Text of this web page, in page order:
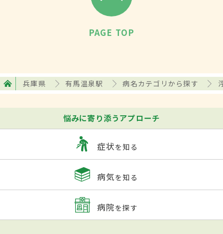
PAGE TOP
兵庫県 有馬温泉駅 病名カテゴリから探す
悩みに寄り添うアプローチ
症状を知る
病気を知る
病院を探す